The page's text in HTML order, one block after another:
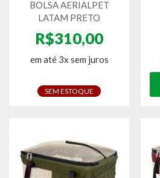
BOLSA AERIALPET
LATAM PRETO
R$310,00
em até 3x sem juros
SEM ESTOQUE